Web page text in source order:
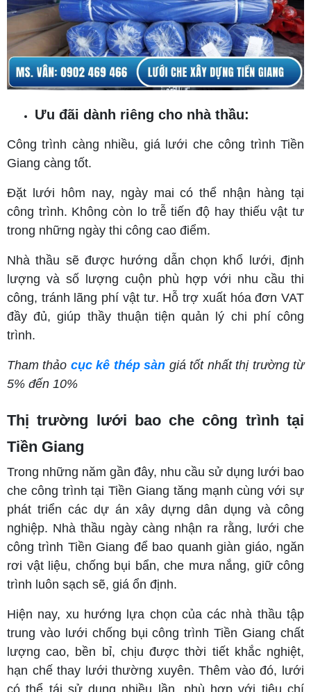
Ưu đãi dành riêng cho nhà thầu:
Công trình càng nhiều, giá lưới che công trình Tiền
Giang càng tốt.
Đặt lưới hôm nay, ngày mai có thể nhận hàng tại
công trình. Không còn lo trễ tiến độ hay thiếu vật tư
trong những ngày thi công cao điểm.
Nhà thầu sẽ được hướng dẫn chọn khổ lưới, định
lượng và số lượng cuộn phù hợp với nhu cầu thi
công, tránh lãng phí vật tư. Hỗ trợ xuất hóa đơn VAT
đầy đủ, giúp thầy thuận tiện quản lý chi phí công
trình.
Tham thảo cục kê thép sàn giá tốt nhất thị trường từ
5% đến 10%
Thị trường lưới bao che công trình tại
Tiền Giang
Trong những năm gần đây, nhu cầu sử dụng lưới bao
che công trình tại Tiền Giang tăng mạnh cùng với sự
phát triển các dự án xây dựng dân dụng và công
nghiệp. Nhà thầu ngày càng nhận ra rằng, lưới che
công trình Tiền Giang để bao quanh giàn giáo, ngăn
rơi vật liệu, chống bụi bẩn, che mưa nắng, giữ công
trình luôn sạch sẽ, giá ổn định.
Hiện nay, xu hướng lựa chọn của các nhà thầu tập
trung vào lưới chống bụi công trình Tiền Giang chất
lượng cao, bền bỉ, chịu được thời tiết khắc nghiệt,
hạn chế thay lưới thường xuyên. Thêm vào đó, lưới
có thể tái sử dụng nhiều lần, phù hợp với tiêu chí